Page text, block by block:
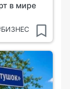
в мире